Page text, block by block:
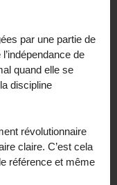
par une partie de
de
quand elle se
discipline
révolutionnaire
claire. C’est cela
référence et même